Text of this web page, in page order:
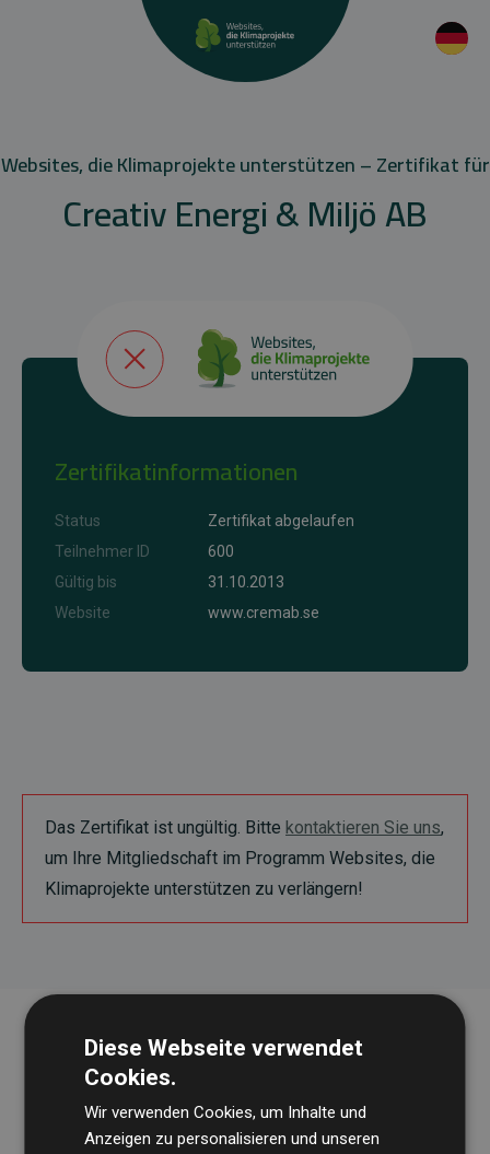
Websites, die Klimaprojekte unterstützen – Zertifikat für
Creativ Energi & Miljö AB
Zertifikatinformationen
Status
Zertifikat abgelaufen
Teilnehmer ID
600
Gültig bis
31.10.2013
Website
www.cremab.se
Das Zertifikat ist ungültig. Bitte kontaktieren Sie uns,
um Ihre Mitgliedschaft im Programm Websites, die
Klimaprojekte unterstützen zu verlängern!
Diese Webseite verwendet
Cookies.
Wir verwenden Cookies, um Inhalte und
Anzeigen zu personalisieren und unseren